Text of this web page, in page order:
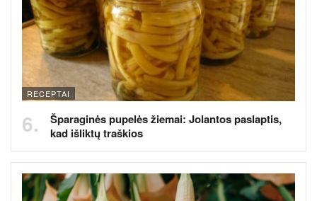
RECEPTAI
Šparaginės pupelės žiemai: Jolantos paslaptis,
kad išliktų traškios